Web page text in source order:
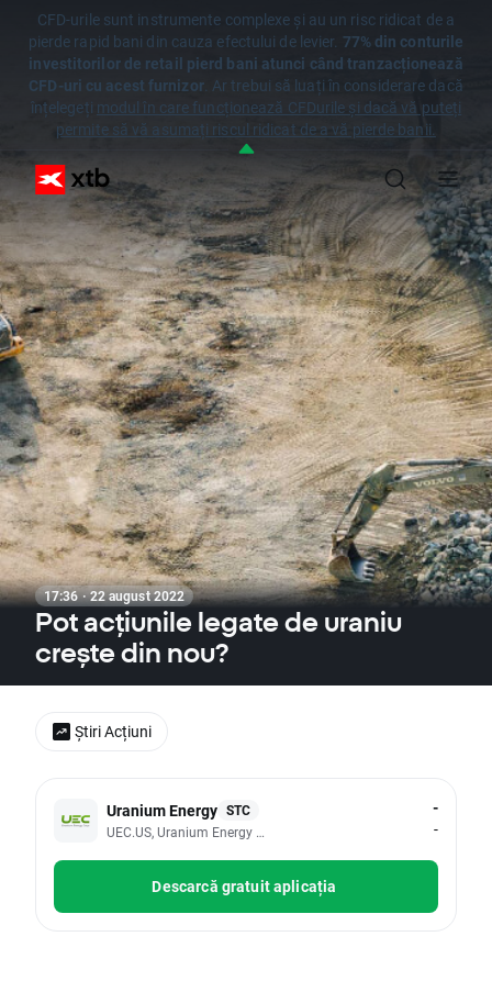
CFD-urile sunt instrumente complexe și au un risc ridicat de a
pierde rapid bani din cauza efectului de levier. 77% din conturile
investitorilor de retail pierd bani atunci când tranzacționează
CFD-uri cu acest furnizor. Ar trebui să luați în considerare dacă
înțelegeți modul în care funcționează CFDurile și dacă vă puteți
permite să vă asumați riscul ridicat de a vă pierde banii.
17:36 · 22 august 2022
Pot acțiunile legate de uraniu
crește din nou?
Uranium Energy STC
UEC.US, Uranium Energy Corp
-
-
Descarcă gratuit aplicația
Știri Acțiuni